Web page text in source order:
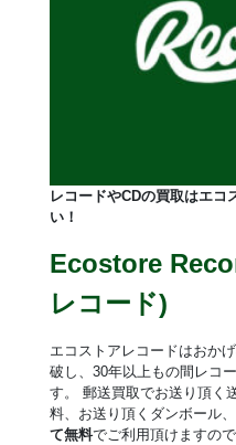
レコードやCDの買取はエコ
い！
Ecostore
レコード)
エコストアレコードはおか
破し、30年以上もの間レコ
す。 郵送買取でお送り頂く
料、お送り頂くダンボール
て無料でご利用頂けますの